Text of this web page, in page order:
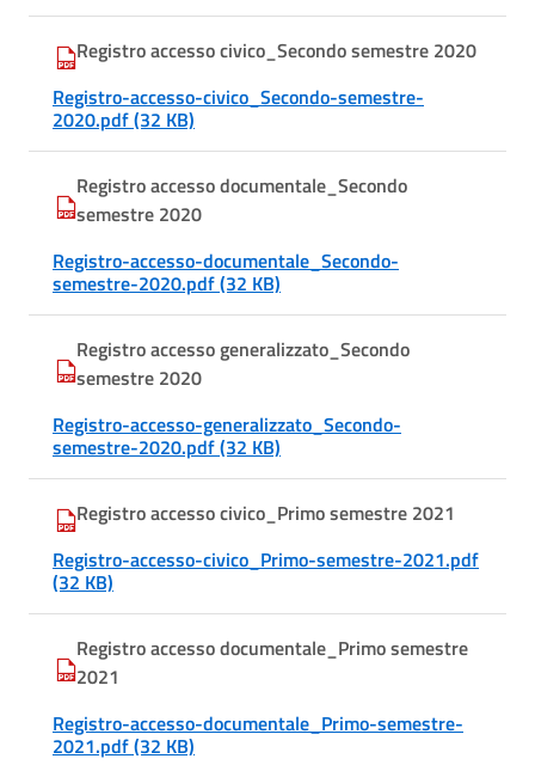
Registro accesso civico_Secondo semestre 2020
Registro-accesso-civico_Secondo-semestre-
2020.pdf (32 KB)
Registro accesso documentale_Secondo
semestre 2020
Registro-accesso-documentale_Secondo-
semestre-2020.pdf (32 KB)
Registro accesso generalizzato_Secondo
semestre 2020
Registro-accesso-generalizzato_Secondo-
semestre-2020.pdf (32 KB)
Registro accesso civico_Primo semestre 2021
Registro-accesso-civico_Primo-semestre-2021.pdf
(32 KB)
Registro accesso documentale_Primo semestre
2021
Registro-accesso-documentale_Primo-semestre-
2021.pdf (32 KB)